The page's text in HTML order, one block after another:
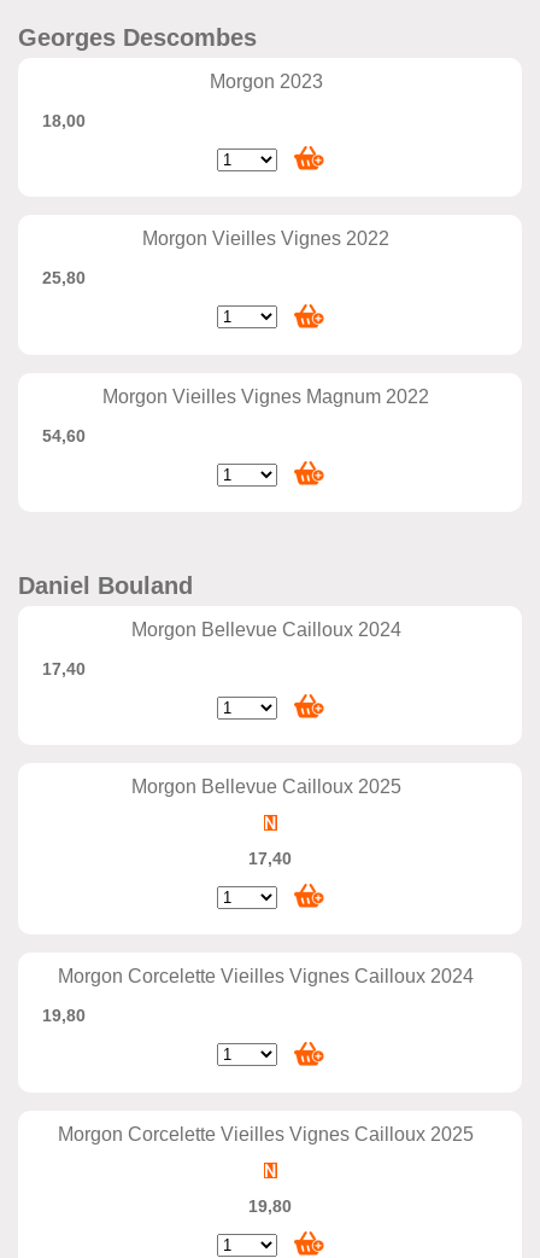
Georges Descombes
Morgon 2023
18,00
Morgon Vieilles Vignes 2022
25,80
Morgon Vieilles Vignes Magnum 2022
54,60
Daniel Bouland
Morgon Bellevue Cailloux 2024
17,40
Morgon Bellevue Cailloux 2025
17,40
Morgon Corcelette Vieilles Vignes Cailloux 2024
19,80
Morgon Corcelette Vieilles Vignes Cailloux 2025
19,80